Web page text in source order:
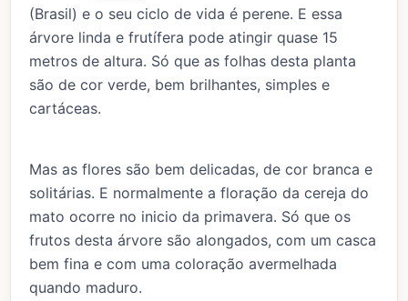
(Brasil) e o seu ciclo de vida é perene. E essa
árvore linda e frutífera pode atingir quase 15
metros de altura. Só que as folhas desta planta
são de cor verde, bem brilhantes, simples e
cartáceas.
Mas as flores são bem delicadas, de cor branca e
solitárias. E normalmente a floração da cereja do
mato ocorre no inicio da primavera. Só que os
frutos desta árvore são alongados, com um casca
bem fina e com uma coloração avermelhada
quando maduro.